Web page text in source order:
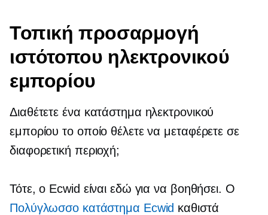
Τοπική προσαρμογή
ιστότοπου ηλεκτρονικού
εμπορίου
Διαθέτετε ένα κατάστημα ηλεκτρονικού
εμπορίου το οποίο θέλετε να μεταφέρετε σε
διαφορετική περιοχή;
Τότε, ο Ecwid είναι εδώ για να βοηθήσει. Ο
Πολύγλωσσο κατάστημα Ecwid καθιστά